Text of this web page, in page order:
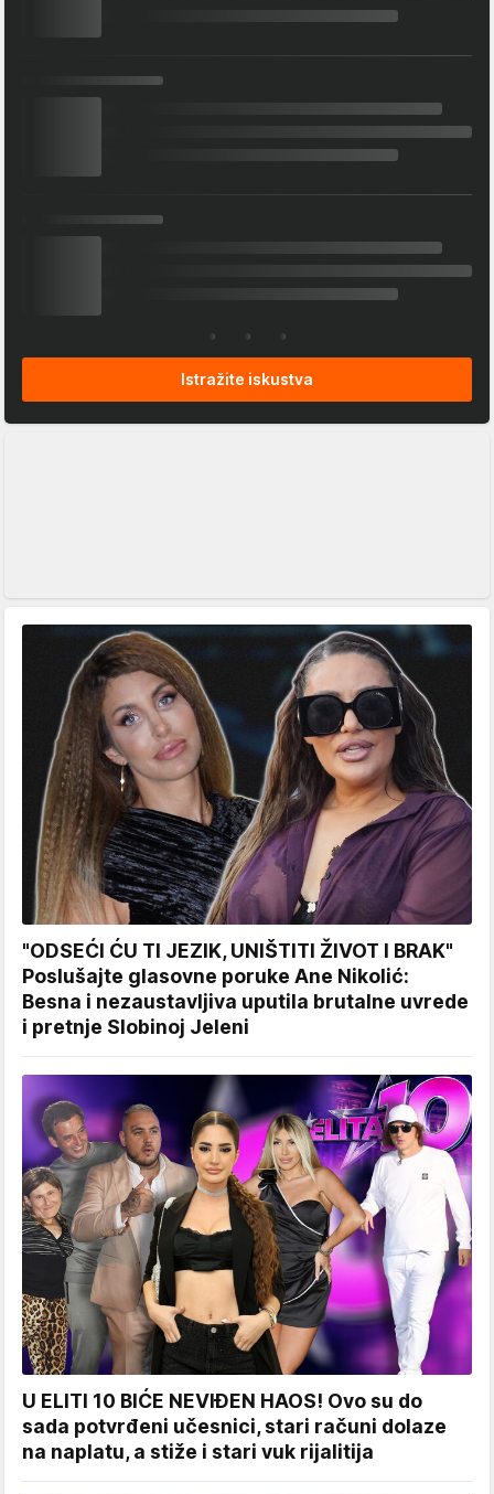
Istražite iskustva
"ODSEĆI ĆU TI JEZIK, UNIŠTITI ŽIVOT I BRAK"
Poslušajte glasovne poruke Ane Nikolić:
Besna i nezaustavljiva uputila brutalne uvrede
i pretnje Slobinoj Jeleni
U ELITI 10 BIĆE NEVIĐEN HAOS! Ovo su do
sada potvrđeni učesnici, stari računi dolaze
na naplatu, a stiže i stari vuk rijalitija